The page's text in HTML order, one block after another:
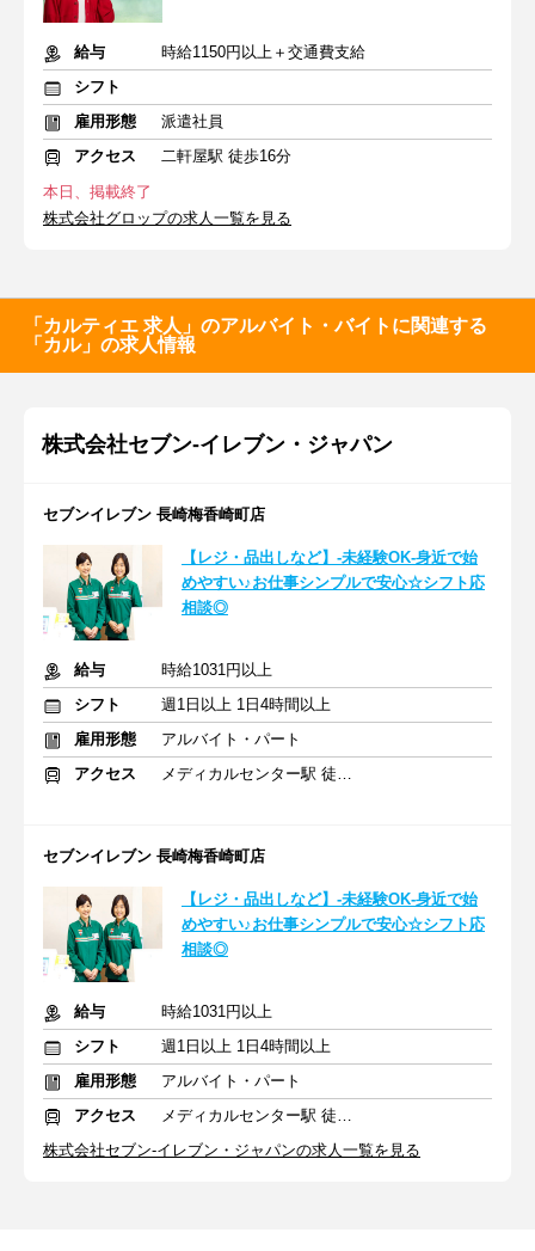
給与
時給1150円以上＋交通費支給
シフト
雇用形態
派遣社員
アクセス
二軒屋駅 徒歩16分
本日、掲載終了
株式会社グロップの求人一覧を見る
「カルティエ 求人」のアルバイト・バイトに関連する
「カル」の求人情報
株式会社セブン-イレブン・ジャパン
セブンイレブン 長崎梅香崎町店
【レジ・品出しなど】-未経験OK-身近で始
めやすい♪お仕事シンプルで安心☆シフト応
相談◎
給与
時給1031円以上
シフト
週1日以上 1日4時間以上
雇用形態
アルバイト・パート
アクセス
メディカルセンター駅 徒歩6分
セブンイレブン 長崎梅香崎町店
【レジ・品出しなど】-未経験OK-身近で始
めやすい♪お仕事シンプルで安心☆シフト応
相談◎
給与
時給1031円以上
シフト
週1日以上 1日4時間以上
雇用形態
アルバイト・パート
アクセス
メディカルセンター駅 徒歩6分
株式会社セブン-イレブン・ジャパンの求人一覧を見る